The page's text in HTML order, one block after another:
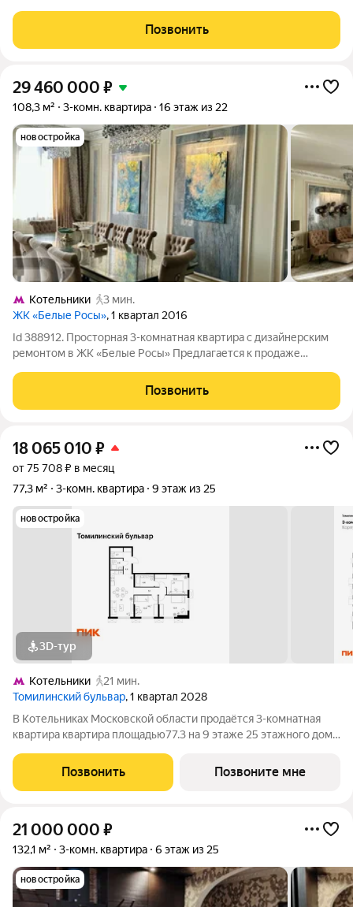
транспортом от м. Некрасовка. Возможен вариант покупки с
использованием ипотечных средств, есть
Позвонить
29 460 000 ₽
108,3 м² 3-комн. квартира 16 этаж из 22
новостройка
Котельники
3 мин.
ЖК «Белые Росы», 1 квартал 2016
Id 388912. Просторная 3-комнатная квартира с дизайнерским
ремонтом в ЖК «Белые Росы» Предлагается к продаже
из самых востребованных жилых комплексов Котельников ЖК
«Белые Росы». Квартира
Позвонить
18 065 010 ₽
от 75 708 ₽ в месяц
77,3 м²
3-комн. квартира 9 этаж из 25
новостройка
3D-тур
Котельники
21 мин.
Томилинский бульвар, 1 квартал 2028
В Котельниках Московской области продаётся 3-комнатная
квартира квартира площадью77.3 на 9 этаже 25 этажного дома
Удобное расположение 20 минут пешком до станции метро
«Котельники» и 10
Позвонить Позвоните мне
21 000 000 ₽
132,1 м² 3-комн. квартира 6 этаж из 25
новостройка